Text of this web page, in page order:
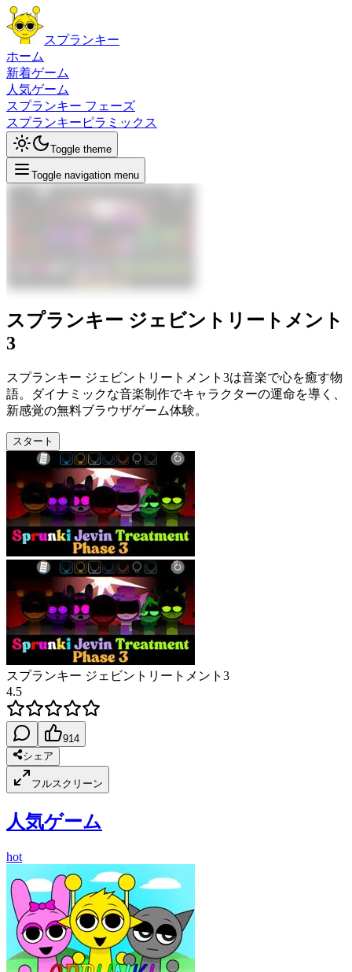
スプランキー
ホーム
新着ゲーム
人気ゲーム
スプランキー フェーズ
スプランキーピラミックス
Toggle theme
Toggle navigation menu
スプランキー ジェビントリートメント
3
スプランキー ジェビントリートメント3は音楽で心を癒す物
語。ダイナミックな音楽制作でキャラクターの運命を導く、
新感覚の無料ブラウザゲーム体験。
スタート
スプランキー ジェビントリートメント3
4.5
914
シェア
フルスクリーン
人気ゲーム
hot